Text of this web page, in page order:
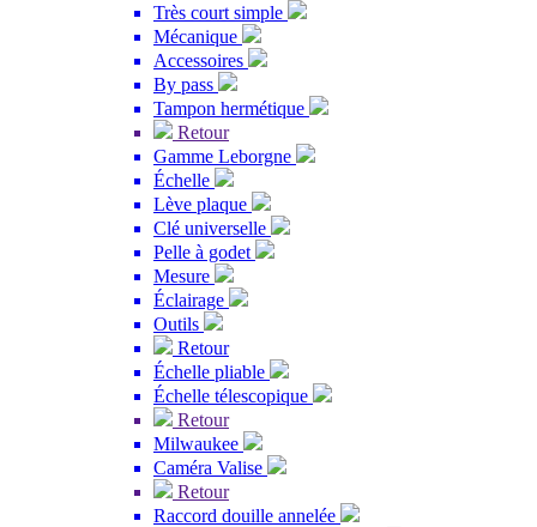
Très court simple
Mécanique
Accessoires
By pass
Tampon hermétique
Retour
Gamme Leborgne
Échelle
Lève plaque
Clé universelle
Pelle à godet
Mesure
Éclairage
Outils
Retour
Échelle pliable
Échelle télescopique
Retour
Milwaukee
Caméra Valise
Retour
Raccord douille annelée